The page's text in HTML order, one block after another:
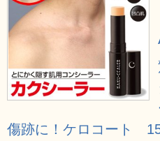
傷跡に！ケロコート